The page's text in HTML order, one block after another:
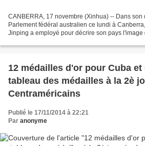
CANBERRA, 17 novembre (Xinhua) -- Dans son
Parlement fédéral australien ce lundi à
Jinping a employé pour décrire son pays
12 médailles d'or pour Cuba et
tableau des médailles à la 2è
Centraméricains
Publié le 17/11/2014 à 22:21
Par anonyme